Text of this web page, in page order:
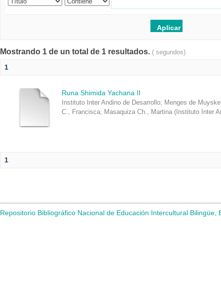
Mostrando 1 de un total de 1 resultados. ( segundos)
1
Runa Shimida Yachana II
Instituto Inter Andino de Desarrollo; Menges de
C., Francisca; Masaquiza Ch., Martina ( Instituto Inter
1
Repositorio Bibliográfico Nacional de Educación Intercultural